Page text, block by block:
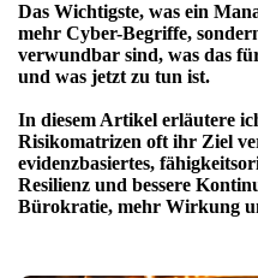
Das Wichtigste, was ein
mehr Cyber-Begriffe,
verwundbar sind, was das
und was jetzt zu tun ist.
In diesem Artikel erläutere
Risikomatrizen oft ihr Ziel
evidenzbasiertes,
Resilienz und bessere
Bürokratie, mehr Wirkung